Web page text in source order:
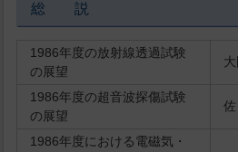
総 説
1986年度の放射線透過試験
の展望
1986年度の超音波探傷試験
の展望
佐
1986年度における電磁気・